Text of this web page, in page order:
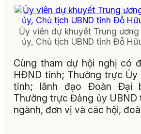
Ủy viên dự khuyết Trung
ủy, Chủ tịch UBND tỉnh Đỗ
Cùng tham dự hội nghị có
HĐND tỉnh; Thường trực Ủy
tỉnh; lãnh đạo Đoàn Đại
Thường trực Đảng ủy UBND
ngành, đơn vị và các hội,